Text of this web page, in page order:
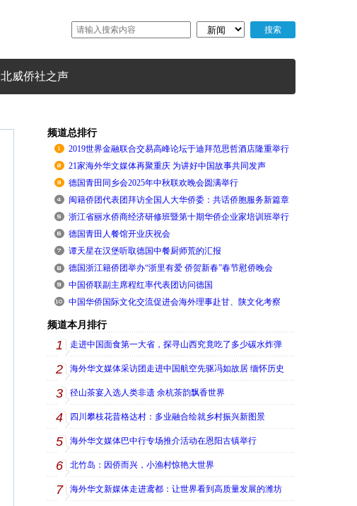
北威侨社之声
频道总排行
2019世界金融联合交易高峰论坛于迪拜范思哲酒店隆重举行
21家海外华文媒体再聚重庆 为讲好中国故事共同发声
德国青田同乡会2025年中秋联欢晚会圆满举行
闽籍侨团代表团拜访全国人大华侨委：共话侨胞服务新篇章
浙江省丽水侨商经济研修班暨第十期华侨企业家培训班举行
德国青田人餐馆开业庆祝会
谭天星在汉堡听取德国中餐厨师荒的汇报
德国浙江籍侨团举办“浙里有爱 侨贺新春”春节慰侨晚会
中国侨联副主席程红率代表团访问德国
中国华侨国际文化交流促进会海外理事赴甘、陕文化考察
频道本月排行
1 走进中国面食第一大省，探寻山西究竟吃了多少碳水炸弹
2 海外华文媒体采访团走进中国航空先驱冯如故居 缅怀历史
3 径山茶宴入选人类非遗 余杭茶韵飘香世界
4 四川攀枝花昔格达村：多业融合绘就乡村振兴新图景
5 海外华文媒体巴中行专场推介活动在恩阳古镇举行
6 北竹岛：因侨而兴，小渔村惊艳大世界
7 海外华文新媒体走进鸢都：让世界看到高质量发展的潍坊